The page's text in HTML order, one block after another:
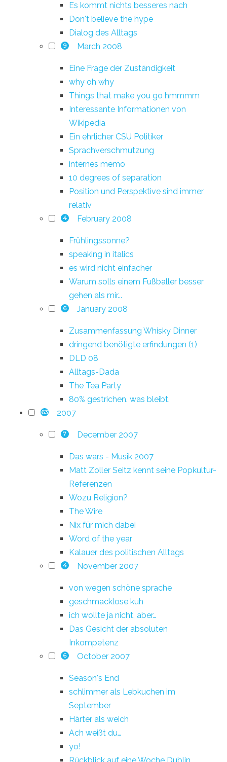
Es kommt nichts besseres nach
Don't believe the hype
Dialog des Alltags
9 March 2008
Eine Frage der Zuständigkeit
why oh why
Things that make you go hmmmm
Interessante Informationen von
Wikipedia
Ein ehrlicher CSU Politiker
Sprachverschmutzung
internes memo
10 degrees of separation
Position und Perspektive sind immer
relativ
4 February 2008
Frühlingssonne?
speaking in italics
es wird nicht einfacher
Warum solls einem Fußballer besser
gehen als mir...
6 January 2008
Zusammenfassung Whisky Dinner
dringend benötigte erfindungen (1)
DLD 08
Alltags-Dada
The Tea Party
80% gestrichen. was bleibt.
63 2007
7 December 2007
Das wars - Musik 2007
Matt Zoller Seitz kennt seine Popkultur-
Referenzen
Wozu Religion?
The Wire
Nix für mich dabei
Word of the year
Kalauer des politischen Alltags
4 November 2007
von wegen schöne sprache
geschmacklose kuh
ich wollte ja nicht, aber…
Das Gesicht der absoluten
Inkompetenz
6 October 2007
Season's End
schlimmer als Lebkuchen im
September
Härter als weich
Ach weißt du…
yo!